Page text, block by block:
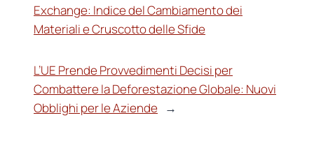
Exchange: Indice del Cambiamento dei
Materiali e Cruscotto delle Sfide
L’UE Prende Provvedimenti Decisi per
Combattere la Deforestazione Globale: Nuovi
Obblighi per le Aziende
→